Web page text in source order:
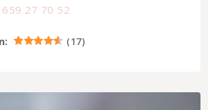
659 27 70 52
(17)